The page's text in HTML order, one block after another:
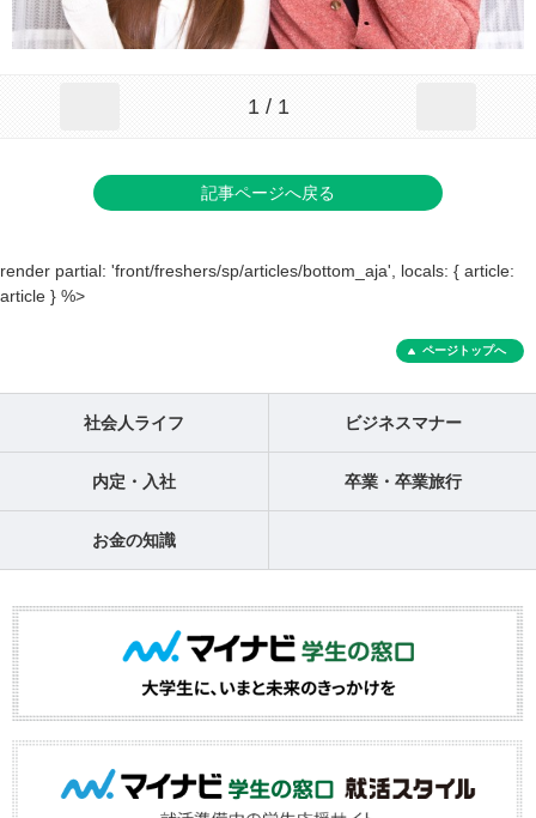
1 / 1
記事ページへ戻る
render partial: 'front/freshers/sp/articles/bottom_aja', locals: { article:
article } %>
ページトップへ
社会人ライフ ビジネスマナー
内定・入社 卒業・卒業旅行
お金の知識